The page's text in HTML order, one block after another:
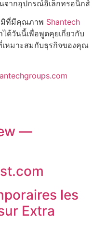
จากอุปกรณ์อิเล็กทรอนิกส์
มิที่มีคุณภาพ Shantech
ด้วันนี้เพื่อพูดคุยเกี่ยวกับ
เหมาะสมกับธุรกิจของคุณ
—
les
Extra